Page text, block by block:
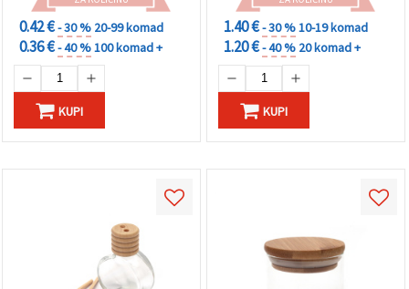
0.42 €- 30 % 20-99 komad
0.36 €- 40 %100 komad +
KUPI
1.40 €- 30 %10-19 komad
1.20 €- 40 % 20 komad +
KUPI